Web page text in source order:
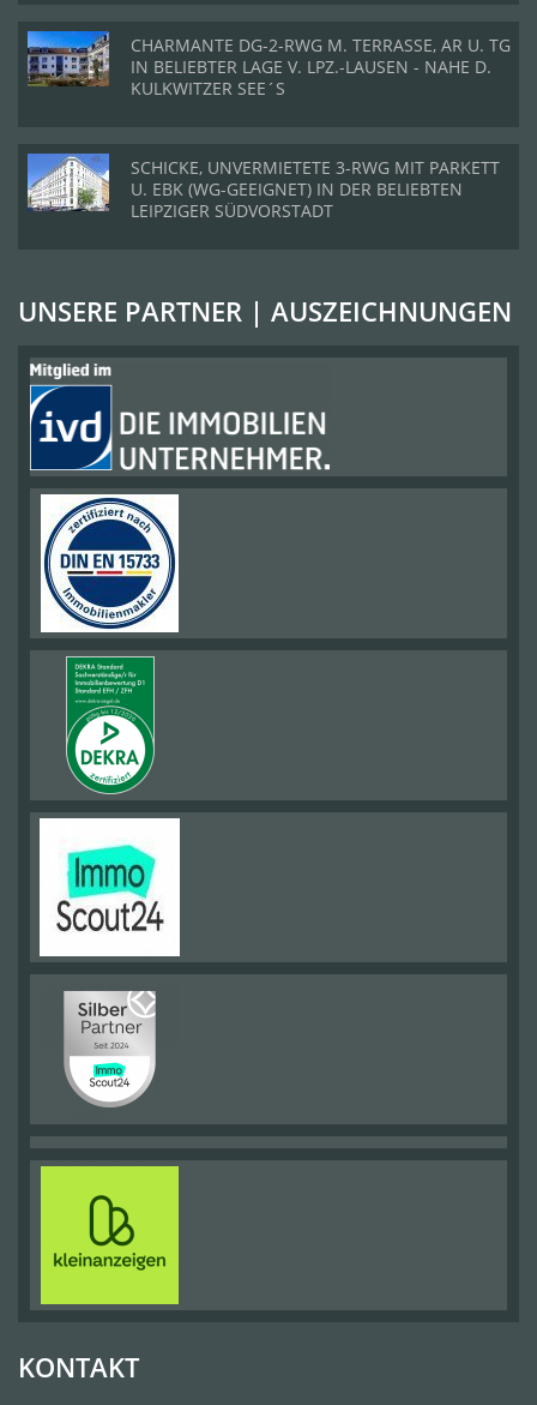
CHARMANTE DG-2-RWG M. TERRASSE, AR U. TG
IN BELIEBTER LAGE V. LPZ.-LAUSEN - NAHE D.
KULKWITZER SEE´S
SCHICKE, UNVERMIETETE 3-RWG MIT PARKETT
U. EBK (WG-GEEIGNET) IN DER BELIEBTEN
LEIPZIGER SÜDVORSTADT
UNSERE PARTNER | AUSZEICHNUNGEN
KONTAKT